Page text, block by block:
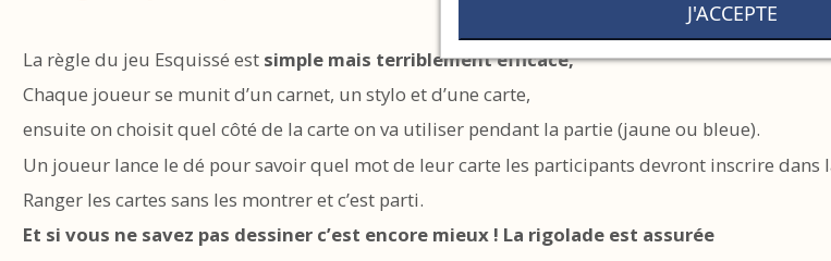
La règle du jeu Esquissé est simple mais terriblement efficace,
Chaque joueur se munit d’un carnet, un stylo et d’une carte,
ensuite on choisit quel côté de la carte on va utiliser pendant la partie (jaune ou bleue).
Un joueur lance le dé pour savoir quel mot de leur carte les participants devront inscrire dans
Ranger les cartes sans les montrer et c’est parti.
Et si vous ne savez pas dessiner c’est encore mieux ! La rigolade est assurée
J'ACCEPTE